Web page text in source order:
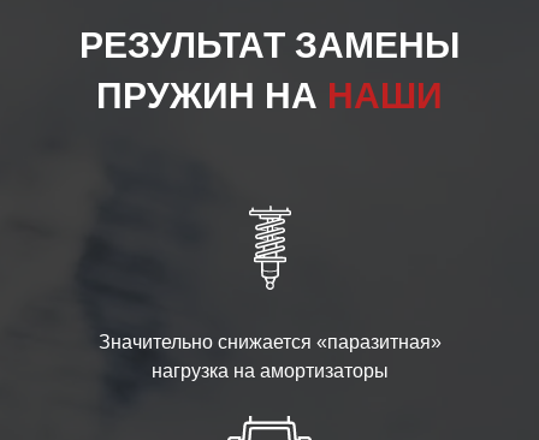
РЕЗУЛЬТАТ ЗАМЕНЫ
ПРУЖИН НА НАШИ
Значительно снижается «паразитная»
нагрузка на амортизаторы